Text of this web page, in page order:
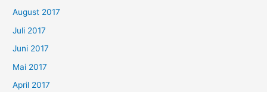
August 2017
Juli 2017
Juni 2017
Mai 2017
April 2017